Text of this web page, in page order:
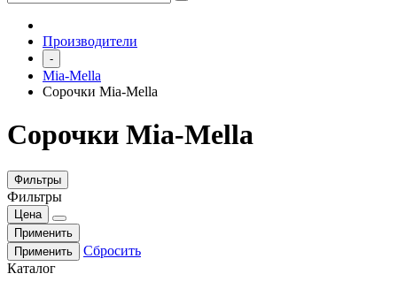
Производители
-
Mia-Mella
Сорочки Mia-Mella
Сорочки Mia-Mella
Фильтры
Фильтры
Цена
Применить
Применить
Сбросить
Каталог